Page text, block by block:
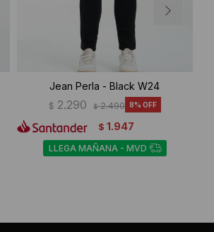
Jean Perla - Black W24
$ 2.290 $ 2.490 8
$ 1.947
LLEGA MAÑANA - MVD